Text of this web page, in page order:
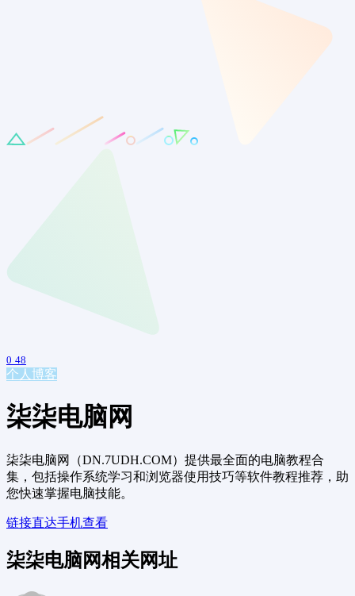
0 48
个人博客
柒柒电脑网
柒柒电脑网（DN.7UDH.COM）提供最全面的电脑教程合
集，包括操作系统学习和浏览器使用技巧等软件教程推荐，助
您快速掌握电脑技能。
链接直达手机查看
柒柒电脑网相关网址